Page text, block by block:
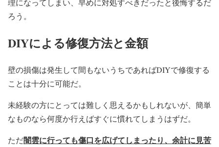
ろう。
DIYによる修復方法と金額
壁の損傷は発生して間もないうちであればDIYで修復する
ことは十分に可能だ。
未経験の方にとっては難しく思えるかもしれないが、簡単
なものなら何度か行えばすぐに慣れてしまうはずだ。
ただ闇雲に行っても傷口を広げてしまったり、余計に見苦